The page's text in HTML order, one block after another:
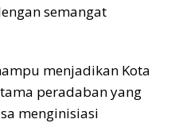
semangat
menjadikan Kota
peradaban yang
menginisiasi